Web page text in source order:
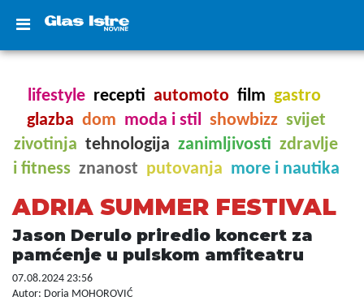
lifestyle recepti automoto film gastro
glazba dom moda i stil showbizz svijet
zivotinja tehnologija zanimljivosti zdravlje
i fitness znanost putovanja more i nautika
ADRIA SUMMER FESTIVAL
Jason Derulo priredio koncert za
pamćenje u pulskom amfiteatru
07.08.2024 23:56
Autor: Doria MOHOROVIĆ